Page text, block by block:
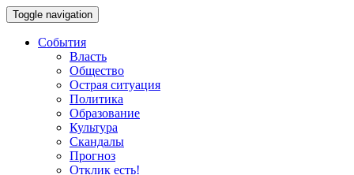
Toggle navigation
События
Власть
Общество
Острая ситуация
Политика
Образование
Культура
Скандалы
Прогноз
Отклик есть!